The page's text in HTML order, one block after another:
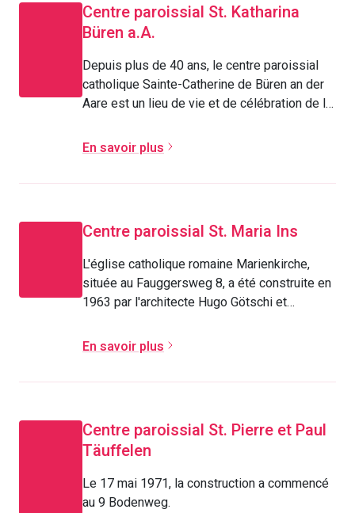
Centre paroissial St. Katharina
Büren a.A.
Depuis plus de 40 ans, le centre paroissial
catholique Sainte-Catherine de Büren an der
Aare est un lieu de vie et de célébration de la
En savoir plus
Centre paroissial St. Maria Ins
L'église catholique romaine Marienkirche,
située au Fauggersweg 8, a été construite en
1963 par l'architecte Hugo Götschi et
En savoir plus
Centre paroissial St. Pierre et Paul
Täuffelen
Le 17 mai 1971, la construction a commencé
au 9 Bodenweg.